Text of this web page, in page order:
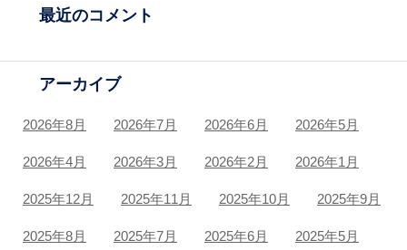
最近のコメント
アーカイブ
2026年8月 2026年7月 2026年6月 2026年5月
2026年4月 2026年3月 2026年2月 2026年1月
2025年12月 2025年11月 2025年10月 2025年9月
2025年8月 2025年7月 2025年6月 2025年5月